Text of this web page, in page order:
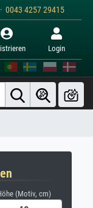
0043 4257 29415
Login
(Motiv, cm)